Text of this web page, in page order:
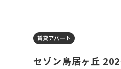
賃貸アパート
セゾン鳥居ヶ丘